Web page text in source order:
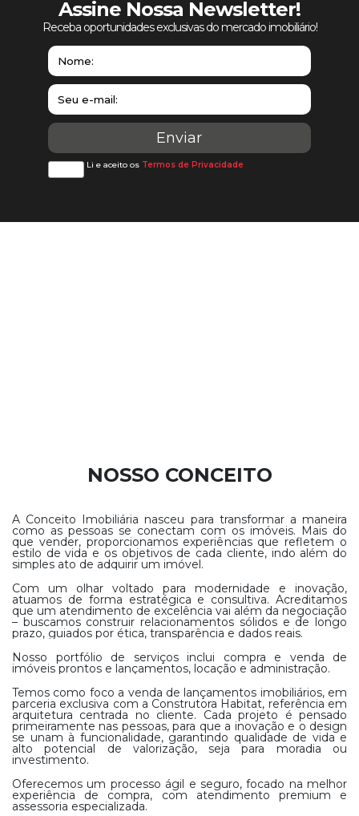
Assine Nossa Newsletter!
Receba oportunidades exclusivas do mercado imobiliário!
Li e aceito os Termos de Privacidade
NOSSO CONCEITO
A Conceito Imobiliária nasceu para transformar a maneira
como as pessoas se conectam com os imóveis. Mais do
que vender, proporcionamos experiências que refletem o
estilo de vida e os objetivos de cada cliente, indo além do
simples ato de adquirir um imóvel.
Com um olhar voltado para modernidade e inovação,
atuamos de forma estratégica e consultiva. Acreditamos
que um atendimento de excelência vai além da negociação
– buscamos construir relacionamentos sólidos e de longo
prazo, guiados por ética, transparência e dados reais.
Nosso portfólio de serviços inclui compra e venda de
imóveis prontos e lançamentos, locação e administração.
Temos como foco a venda de lançamentos imobiliários, em
parceria exclusiva com a Construtora Habitat, referência em
arquitetura centrada no cliente. Cada projeto é pensado
primeiramente nas pessoas, para que a inovação e o design
se unam à funcionalidade, garantindo qualidade de vida e
alto potencial de valorização, seja para moradia ou
investimento.
Oferecemos um processo ágil e seguro, focado na melhor
experiência de compra, com atendimento premium e
assessoria especializada.